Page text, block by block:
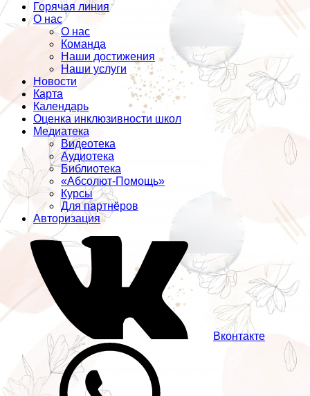
Горячая линия
О нас
О нас
Команда
Наши достижения
Наши услуги
Новости
Карта
Календарь
Оценка инклюзивности школ
Медиатека
Видеотека
Аудиотека
Библиотека
«Абсолют-Помощь»
Курсы
Для партнёров
Авторизация
Вконтакте